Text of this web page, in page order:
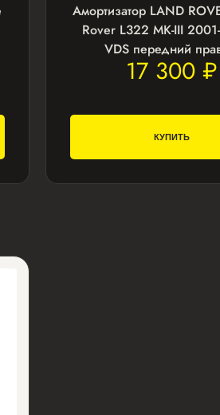
Амортизатор LAND
Rover L322 MK-III
VDS передний
17 300 ₽
КУПИТЬ